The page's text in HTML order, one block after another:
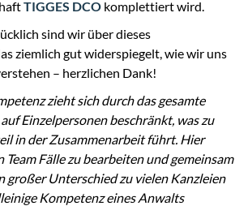
TIGGES DCO komplettiert wird.
sind wir über dieses
ziemlich gut widerspiegelt, wie wir uns
– herzlichen Dank!
zieht sich durch das gesamte
Einzelpersonen beschränkt, was zu
in der Zusammenarbeit führt. Hier
Fälle zu bearbeiten und gemeinsam
großer Unterschied zu vielen Kanzleien
Kompetenz eines Anwalts